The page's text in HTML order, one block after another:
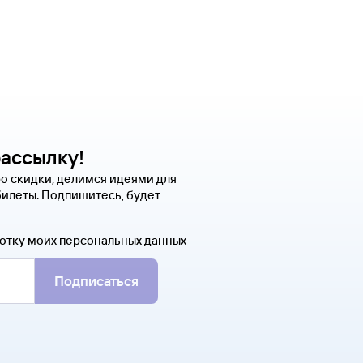
скидки, делимся идеями для
Подпишитесь, будет
моих персональных данных
Подписаться